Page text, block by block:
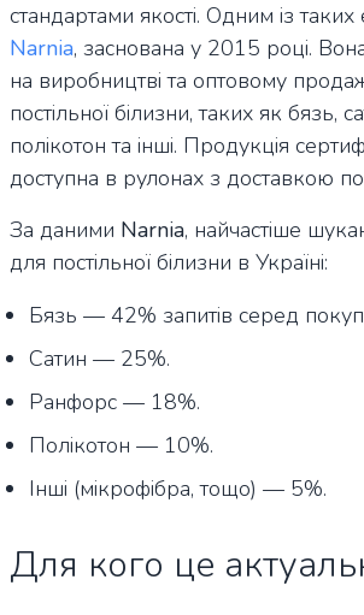
стандартами якості. Одним із таких
Narnia, заснована у 2015 році. Вона
на виробництві та оптовому
постільної білизни, таких як бязь,
полікотон та інші. Продукція
доступна в рулонах з доставкою по
За даними Narnia, найчастіше
для постільної білизни в Україні:
Бязь — 42% запитів серед
Сатин — 25%.
Ранфорс — 18%.
Полікотон — 10%.
Інші (мікрофібра, тощо) — 5%.
Для кого це